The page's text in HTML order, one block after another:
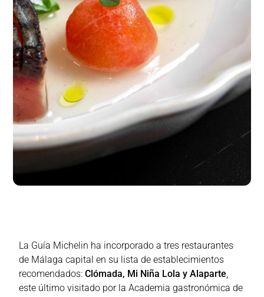
La Guía Michelin ha incorporado a tres restaurantes
de Málaga capital en su lista de establecimientos
recomendados:Clómada, Mi Niña Lola y Alaparte,
este último visitado por la Academia gastronómica de